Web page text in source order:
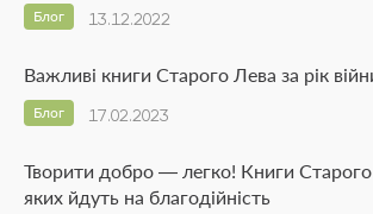
13.12.2022
Блог
Важливі книги Старого Лева за рік
17.02.2023
Блог
Творити добро — легко! Книги
яких йдуть на благодійність